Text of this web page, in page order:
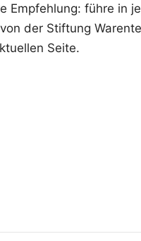
Empfehlung: führe in
der Stiftung
Seite.